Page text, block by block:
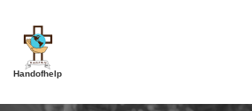
Handofhelp